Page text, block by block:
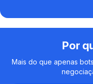
Por
Mais do que apenas